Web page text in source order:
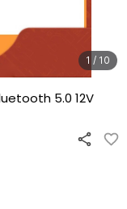
1 / 10
5.0 12V